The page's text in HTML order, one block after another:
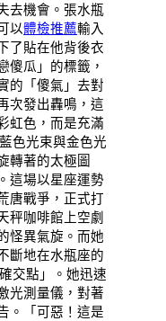
去機會。張水瓶
以體檢推薦輸入
了貼在他背後衣
傻瓜」的標籤，
的「傻氣」去對
次發出轟鳴，這
虹色，而是充滿
色光束與金色光
轉著的太極圖
這場以星座運勢
唐戰爭，正式打
秤咖啡館上空劇
怪異氣旋。而她
斷地在水瓶座的
交點」。她迅速
光測量儀，對著
。「可惡！這是